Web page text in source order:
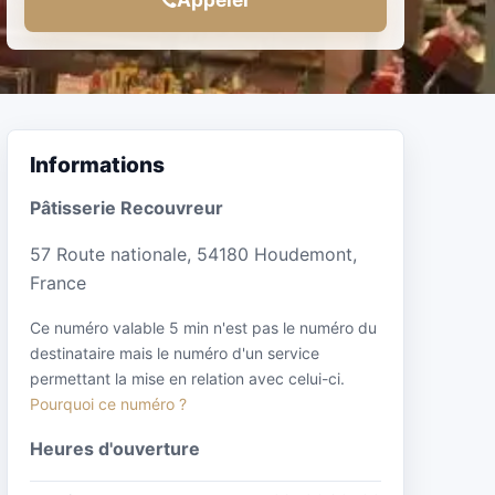
Informations
Pâtisserie Recouvreur
57 Route nationale, 54180 Houdemont,
France
Ce numéro valable 5 min n'est pas le numéro du
destinataire mais le numéro d'un service
permettant la mise en relation avec celui-ci.
Pourquoi ce numéro ?
Heures d'ouverture